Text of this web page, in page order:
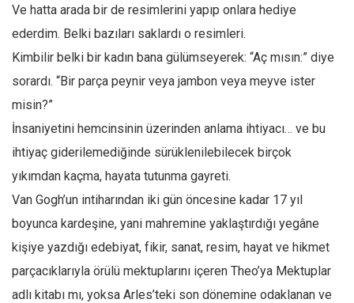
Ve hatta arada bir de resimlerini yapıp onlara hediye
ederdim. Belki bazıları saklardı o resimleri.
Kimbilir belki bir kadın bana gülümseyerek: “Aç mısın:” diye
sorardı. “Bir parça peynir veya jambon veya meyve ister
misin?”
İnsaniyetini hemcinsinin üzerinden anlama ihtiyacı… ve bu
ihtiyaç giderilemediğinde sürüklenilebilecek birçok
yıkımdan kaçma, hayata tutunma gayreti.
Van Gogh’un intiharından iki gün öncesine kadar 17 yıl
boyunca kardeşine, yani mahremine yaklaştırdığı yegâne
kişiye yazdığı edebiyat, fikir, sanat, resim, hayat ve hikmet
parçacıklarıyla örülü mektuplarını içeren Theo’ya Mektuplar
adlı kitabı mı, yoksa Arles’teki son dönemine odaklanan ve